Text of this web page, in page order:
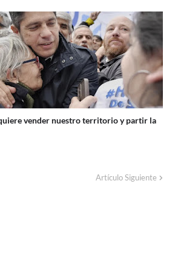
vender nuestro territorio y partir la
Artículo Siguiente